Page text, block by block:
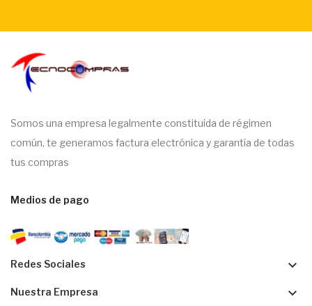
Somos una empresa legalmente constituida de régimen
común, te generamos factura electrónica y garantía de todas
tus compras
Medios de pago
Redes Sociales keyboard_arrow_down
Nuestra Empresa keyboard_arrow_down